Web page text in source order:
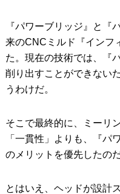
『パワーブリッジ』と『
来のCNCミルド『インフ
た。現在の技術では、『
削り出すことができない
うわけだ。
そこで最終的に、ミーリ
「一貫性」よりも、『パ
のメリットを優先したのだ
とはいえ、ヘッドが設計